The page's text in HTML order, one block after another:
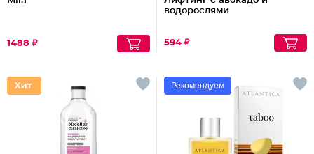
1488 ₽
водорослями
594 ₽
Рекомендуем